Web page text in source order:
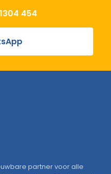
454
partner voor alle